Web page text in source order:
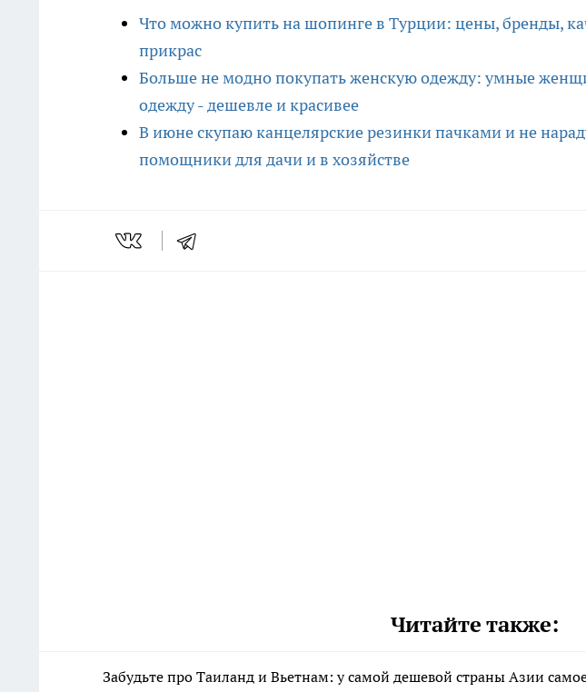
Что можно купить на шопинге в Турции: цены, бренды,
прикрас
Больше не модно покупать женскую одежду: умные
одежду - дешевле и красивее
В июне скупаю канцелярские резинки пачками и не
помощники для дачи и в хозяйстве
Читайте также:
Забудьте про Таиланд и Вьетнам: у самой дешевой страны Азии